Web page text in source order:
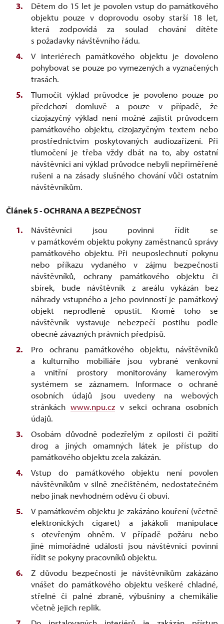
Dětem do 15 let je povolen vstup do památkového
objektu pouze v doprovodu osoby starší 18 let,
která zodpovídá za soulad chování dítěte
s požadavky návštěvního řádu.
V interiérech památkového objektu je dovoleno
pohybovat se pouze po vymezených a vyznačených
trasách.
Tlumočit výklad průvodce je povoleno pouze po
předchozí domluvě a pouze v případě, že
cizojazyčný výklad není možné zajistit průvodcem
památkového objektu, cizojazyčným textem nebo
prostřednictvím poskytovaných audiozařízení. Při
tlumočení je třeba vždy dbát na to, aby ostatní
návštěvníci ani výklad průvodce nebyli nepřiměřeně
rušeni a na zásady slušného chování vůči ostatním
návštěvníkům.
Článek 5 - OCHRANA A BEZPEČNOST
Návštěvníci jsou povinni řídit se
v památkovém objektu pokyny zaměstnanců správy
památkového objektu. Při neuposlechnutí pokynu
nebo příkazu vydaného v zájmu bezpečnosti
návštěvníků, ochrany památkového objektu či
sbírek, bude návštěvník z areálu vykázán bez
náhrady vstupného a jeho povinností je památkový
objekt neprodleně opustit. Kromě toho se
návštěvník vystavuje nebezpečí postihu podle
obecně závazných právních předpisů.
Pro ochranu památkového objektu, návštěvníků
a kulturního mobiliáře jsou vybrané venkovní
a vnitřní prostory monitorovány kamerovým
systémem se záznamem. Informace o ochraně
osobních údajů jsou uvedeny na webových
stránkách www.npu.cz v sekci ochrana osobních
údajů.
Osobám důvodně podezřelým z opilosti či požití
drog a jiných omamných látek je přístup do
památkového objektu zcela zakázán.
Vstup do památkového objektu není povolen
návštěvníkům v silně znečištěném, nedostatečném
nebo jinak nevhodném oděvu či obuvi.
V památkovém objektu je zakázáno kouření (včetně
elektronických cigaret) a jakákoli manipulace
s otevřeným ohněm. V případě požáru nebo
jiné mimořádné události jsou návštěvníci povinni
řídit se pokyny pracovníků objektu.
Z důvodu bezpečnosti je návštěvníkům zakázáno
vnášet do památkového objektu veškeré chladné,
střelné či palné zbraně, výbušniny a chemikálie
včetně jejich replik.